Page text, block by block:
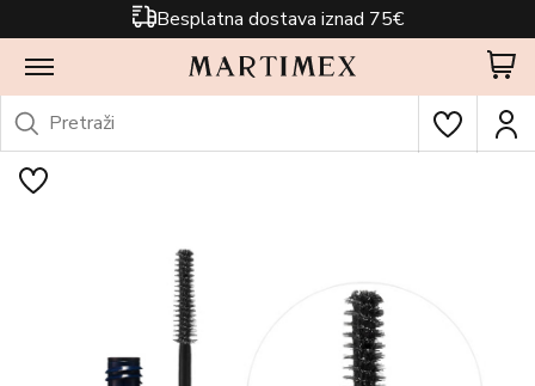
Besplatna dostava iznad 75€